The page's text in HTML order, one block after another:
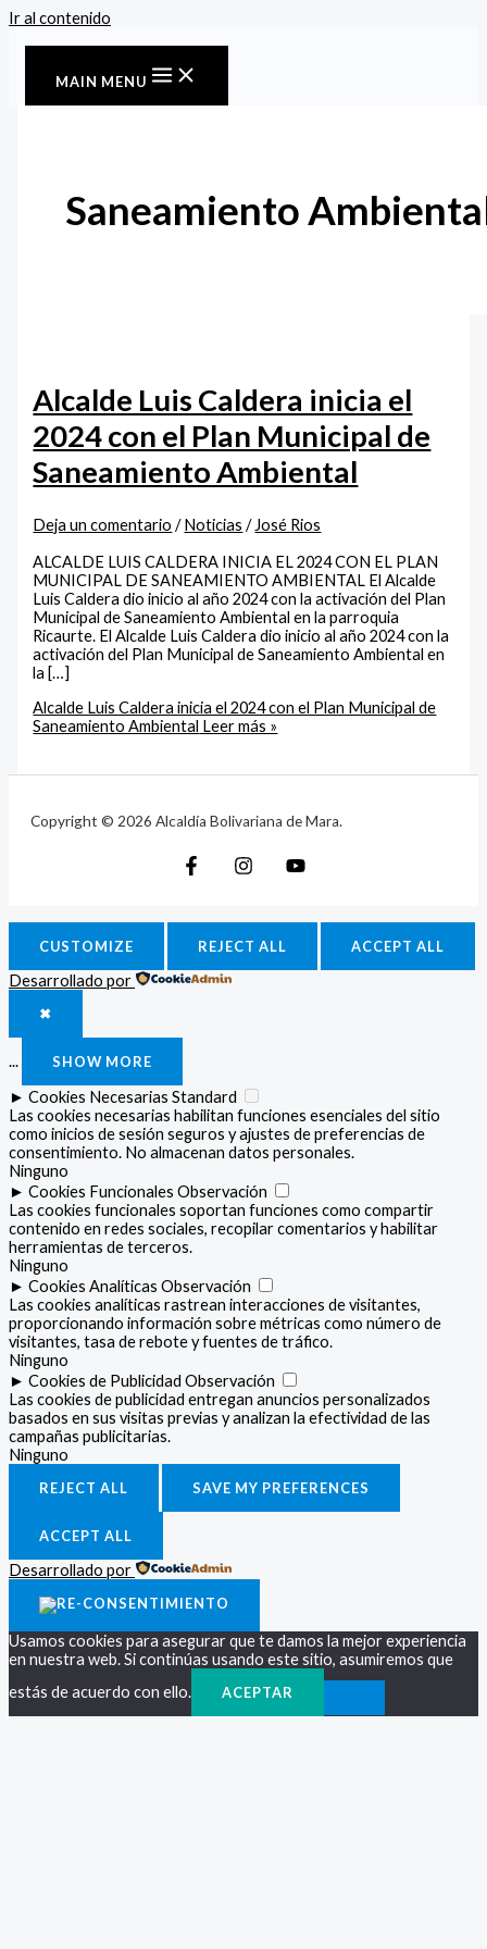
Ir al contenido
MAIN MENU
Saneamiento
Alcalde Luis Caldera inicia el
2024 con el Plan Municipal de
Saneamiento Ambiental
Deja un comentario /Noticias / José Rios
ALCALDE LUIS CALDERA INICIA EL 2024 CON EL PLAN
MUNICIPAL DE SANEAMIENTO AMBIENTAL El Alcalde
Luis Caldera dio inicio al año 2024 con la activación del Plan
Municipal de Saneamiento Ambiental en la parroquia
Ricaurte. El Alcalde Luis Caldera dio inicio al año 2024 con la
activación del Plan Municipal de Saneamiento Ambiental en
la […]
Alcalde Luis Caldera inicia el 2024 con el Plan Municipal de
Saneamiento Ambiental Leer más »
Copyright © 2026 Alcaldía Bolivariana de Mara.
CUSTOMIZE REJECT ALL ACCEPT ALL
Desarrollado por
✖
... SHOW MORE
► Cookies Necesarias Standard
Las cookies necesarias habilitan funciones esenciales del sitio
como inicios de sesión seguros y ajustes de preferencias de
consentimiento. No almacenan datos personales.
Ninguno
► Cookies Funcionales Observación
Las cookies funcionales soportan funciones como compartir
contenido en redes sociales, recopilar comentarios y habilitar
herramientas de terceros.
Ninguno
► Cookies Analíticas Observación
Las cookies analíticas rastrean interacciones de visitantes,
proporcionando información sobre métricas como número de
visitantes, tasa de rebote y fuentes de tráfico.
Ninguno
► Cookies de Publicidad Observación
Las cookies de publicidad entregan anuncios personalizados
basados en sus visitas previas y analizan la efectividad de las
campañas publicitarias.
Ninguno
REJECT ALL SAVE MY PREFERENCES
ACCEPT ALL
Desarrollado por
Usamos cookies para asegurar que te damos la mejor experiencia
en nuestra web. Si continúas usando este sitio, asumiremos que
estás de acuerdo con ello.
ACEPTAR